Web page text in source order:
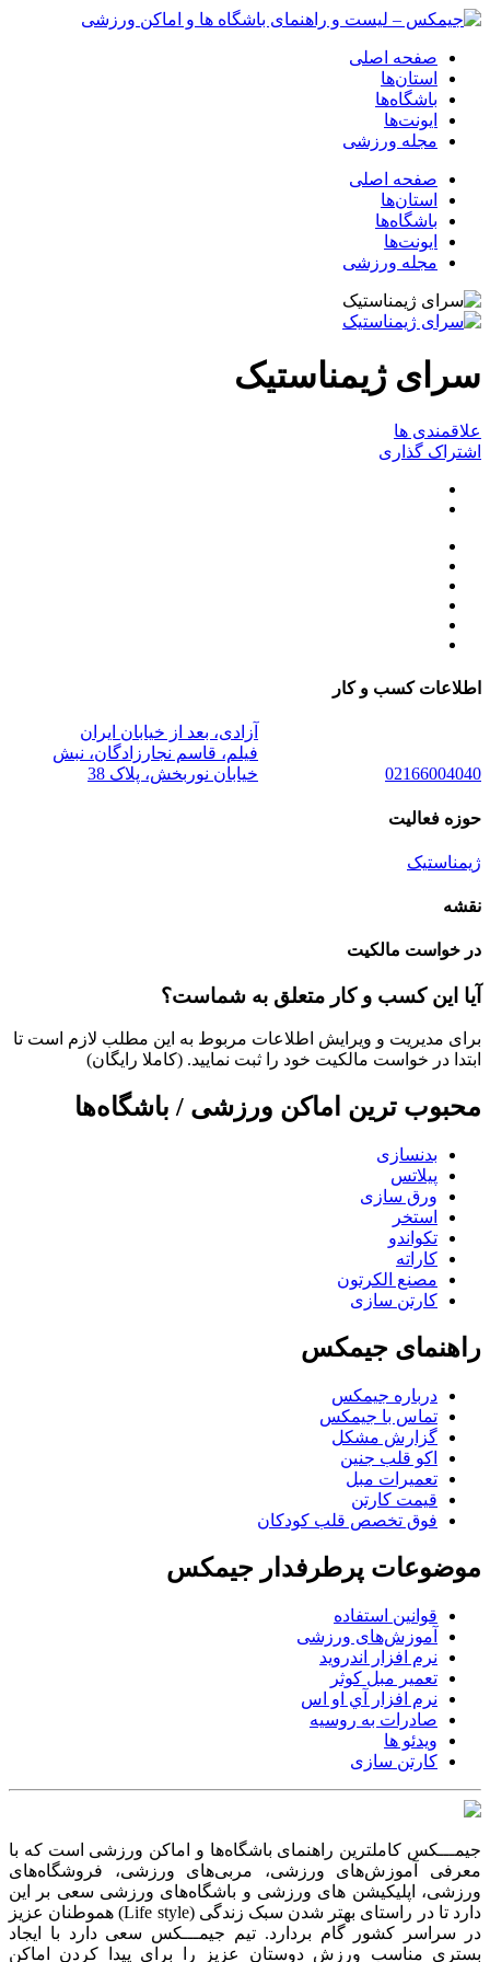
صفحه اصلی
استان‌ها
باشگاه‌ها
ایونت‌ها
مجله ورزشی
صفحه اصلی
استان‌ها
باشگاه‌ها
ایونت‌ها
مجله ورزشی
سرای ژیمناستیک
علاقمندی ها
اشتراک گذاری
اطلاعات کسب و کار
02166004040
آزادی، بعد از خیابان ایران
فیلم، قاسم نجارزادگان، نبش
خیابان نوربخش، پلاک 38
حوزه فعالیت
ژیمناستیک
نقشه
در خواست مالکیت
آیا این کسب و کار متعلق به شماست؟
برای مدیریت و ویرایش اطلاعات مربوط به این مطلب لازم است تا
ابتدا در خواست مالکیت خود را ثبت نمایید. (کاملا رایگان)
محبوب ترین اماکن ورزشی / باشگاه‌ها
بدنسازی
پیلاتس
ورق سازی
استخر
تکواندو
کاراته
مصنع الکرتون
کارتن سازی
راهنمای جیمکس
درباره جیمکس
تماس با جیمکس
گزارش مشکل
اکو قلب جنین
تعمیرات مبل
قیمت کارتن
فوق تخصص قلب کودکان
موضوعات پرطرفدار جیمکس
قوانین استفاده
آموزش‌های ورزشی
نرم افزار اندروید
تعمیر مبل کوثر
نرم افزار آي او اس
صادرات به روسیه
ویدئو ها
کارتن سازی
جیمـــکس کاملترین راهنمای باشگاه‌ها و اماکن ورزشی است که با
معرفی آموزش‌های ورزشی، مربی‌های ورزشی، فروشگاه‌های
ورزشی، اپلیکیشن های ورزشی و باشگاه‌های ورزشی سعی بر این
دارد تا در راستای بهتر شدن سبک زندگی (Life style) هموطنان عزیز
در سراسر کشور گام بردارد. تیم جیمـــکس سعی دارد با ایجاد
بستری مناسب ورزش دوستان عزیز را برای پیدا کردن اماکن